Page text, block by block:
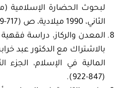
لبحوث الحضارة الإسلامية
الثاني، 1990 ميلادية، ص (717-759).
المعدن والركاز، دراسة فقهية
بالاشتراك مع الدكتور عبد
(847-922).